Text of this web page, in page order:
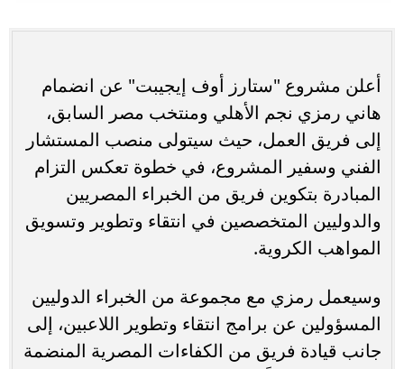
أعلن مشروع "ستارز أوف إيجيبت" عن انضمام
هاني رمزي نجم الأهلي ومنتخب مصر السابق،
إلى فريق العمل، حيث سيتولى منصب المستشار
الفني وسفير المشروع، في خطوة تعكس التزام
المبادرة بتكوين فريق من الخبراء المصريين
والدوليين المتخصصين في انتقاء وتطوير وتسويق
المواهب الكروية.
وسيعمل رمزي مع مجموعة من الخبراء الدوليين
المسؤولين عن برامج انتقاء وتطوير اللاعبين، إلى
جانب قيادة فريق من الكفاءات المصرية المنضمة